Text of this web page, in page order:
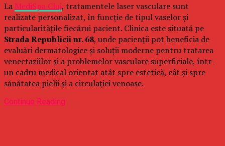
La MediSpa Cluj, tratamentele laser vasculare sunt
realizate personalizat, în funcție de tipul vaselor și
particularitățile fiecărui pacient. Clinica este situată pe
Strada Republicii nr. 68, unde pacienții pot beneficia de
evaluări dermatologice și soluții moderne pentru tratarea
venectaziilor și a problemelor vasculare superficiale, într-
un cadru medical orientat atât spre estetică, cât și spre
sănătatea pielii și a circulației venoase.
Continue Reading